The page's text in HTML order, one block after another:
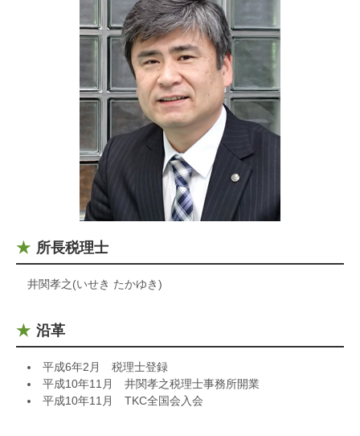
所長税理士
井関孝之(いせき たかゆき)
沿革
平成6年2月 税理士登録
平成10年11月 井関孝之税理士事務所開業
平成10年11月 TKC全国会入会